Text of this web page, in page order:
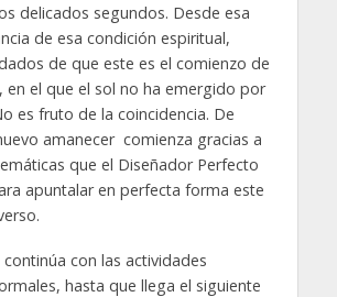
delicados segundos. Desde esa
de esa condición espiritual,
de que este es el comienzo de
en el que el sol no ha emergido por
es fruto de la coincidencia. De
amanecer comienza gracias a
que el Diseñador Perfecto
apuntalar en perfecta forma este
con las actividades
hasta que llega el siguiente